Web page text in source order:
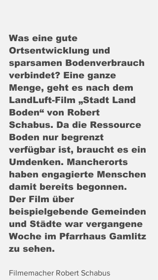
Was eine gute
Ortsentwicklung und
sparsamen Bodenverbrauch
verbindet? Eine ganze
Menge, geht es nach dem
LandLuft-Film „Stadt Land
Boden“ von Robert
Schabus. Da die Ressource
Boden nur begrenzt
verfügbar ist, braucht es ein
Umdenken. Mancherorts
haben engagierte Menschen
damit bereits begonnen.
Der Film über
beispielgebende Gemeinden
und Städte war vergangene
Woche im Pfarrhaus Gamlitz
zu sehen.
Filmemacher Robert Schabus